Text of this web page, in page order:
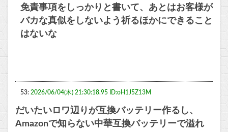
免責事項をしっかりと書いて、あとはお客様が
バカな真似をしないよう祈るほかにできること
はないな
53: 2026/06/04(木) 21:30:18.95 ID:oH1J5Z13M
だいたいロワ辺りが互換バッテリー作るし、
Amazonで知らない中華互換バッテリーで溢れ